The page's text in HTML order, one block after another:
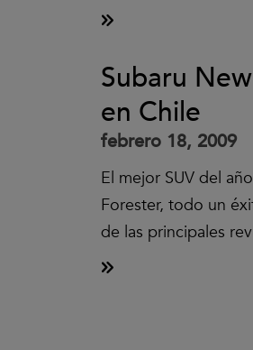
Subaru
en Chile
febrero 18, 2009
El mejor SUV del
Forester, todo un
de las principales